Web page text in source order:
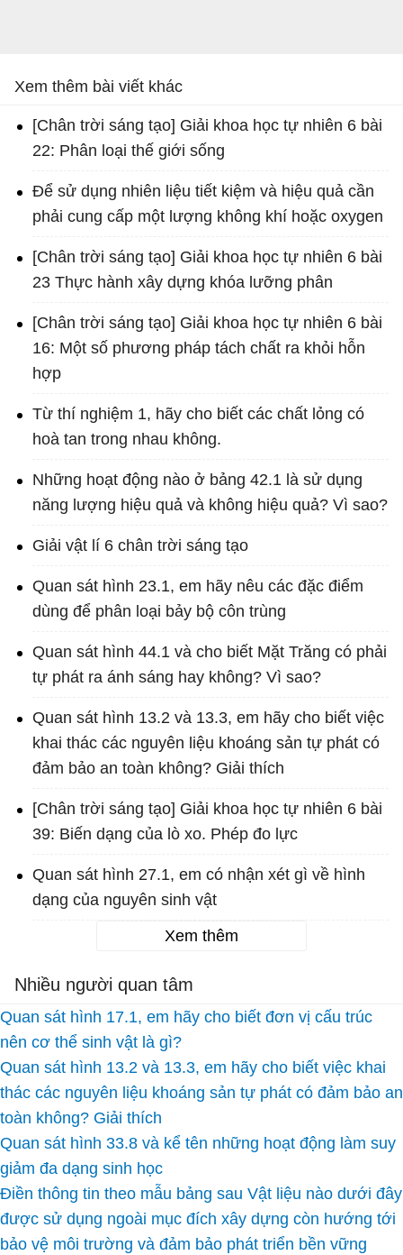
Xem thêm bài viết khác
[Chân trời sáng tạo] Giải khoa học tự nhiên 6 bài
22: Phân loại thế giới sống
Để sử dụng nhiên liệu tiết kiệm và hiệu quả cần
phải cung cấp một lượng không khí hoặc oxygen
[Chân trời sáng tạo] Giải khoa học tự nhiên 6 bài
23 Thực hành xây dựng khóa lưỡng phân
[Chân trời sáng tạo] Giải khoa học tự nhiên 6 bài
16: Một số phương pháp tách chất ra khỏi hỗn
hợp
Từ thí nghiệm 1, hãy cho biết các chất lỏng có
hoà tan trong nhau không.
Những hoạt động nào ở bảng 42.1 là sử dụng
năng lượng hiệu quả và không hiệu quả? Vì sao?
Giải vật lí 6 chân trời sáng tạo
Quan sát hình 23.1, em hãy nêu các đặc điểm
dùng để phân loại bảy bộ côn trùng
Quan sát hình 44.1 và cho biết Mặt Trăng có phải
tự phát ra ánh sáng hay không? Vì sao?
Quan sát hình 13.2 và 13.3, em hãy cho biết việc
khai thác các nguyên liệu khoáng sản tự phát có
đảm bảo an toàn không? Giải thích
[Chân trời sáng tạo] Giải khoa học tự nhiên 6 bài
39: Biến dạng của lò xo. Phép đo lực
Quan sát hình 27.1, em có nhận xét gì về hình
dạng của nguyên sinh vật
Xem thêm
Nhiều người quan tâm
Quan sát hình 17.1, em hãy cho biết đơn vị cấu trúc
nên cơ thể sinh vật là gì?
Quan sát hình 13.2 và 13.3, em hãy cho biết việc khai
thác các nguyên liệu khoáng sản tự phát có đảm bảo an
toàn không? Giải thích
Quan sát hình 33.8 và kể tên những hoạt động làm suy
giảm đa dạng sinh học
Điền thông tin theo mẫu bảng sau Vật liệu nào dưới đây
được sử dụng ngoài mục đích xây dựng còn hướng tới
bảo vệ môi trường và đảm bảo phát triển bền vững